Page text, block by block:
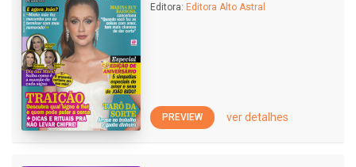
Editora: Editora Alto Astral
PREVIEW ver detalhes